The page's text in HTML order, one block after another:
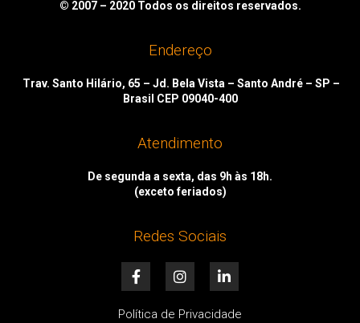
© 2007 – 2020 Todos os direitos reservados.
Endereço
Trav. Santo Hilário, 65 – Jd. Bela Vista – Santo André – SP –
Brasil CEP 09040-400
Atendimento
De segunda a sexta, das 9h às 18h.
(exceto feriados)
Redes Sociais
F
a
e
I
n
t
i
k
Política de Privacidade